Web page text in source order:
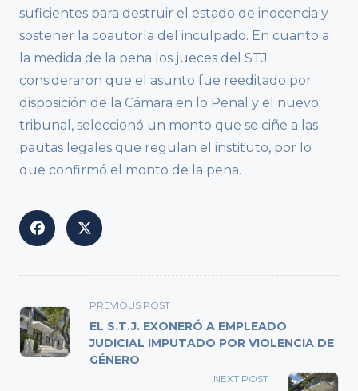
suficientes para destruir el estado de inocencia y
sostener la coautoría del inculpado. En cuanto a
la medida de la pena los jueces del STJ
consideraron que el asunto fue reeditado por
disposición de la Cámara en lo Penal y el nuevo
tribunal, seleccionó un monto que se ciñe a las
pautas legales que regulan el instituto, por lo
que confirmó el monto de la pena.
<span
class="nav-
subtitle
screen-
PREVIOUS POST
EL S.T.J. EXONERÓ A EMPLEADO
JUDICIAL IMPUTADO POR VIOLENCIA DE
GÉNERO
NEXT POST